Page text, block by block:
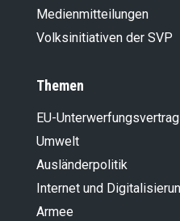
Medienmitteilungen
Volksinitiativen der SVP
Themen
EU-Unterwerfungsvertrag
Umwelt
Ausländer­politik
Internet und
Armee